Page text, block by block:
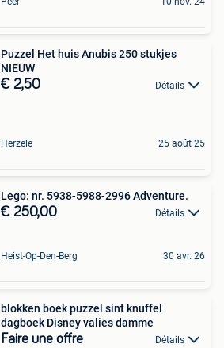
Puzzel Het huis Anubis 250 stukjes
NIEUW
€ 2,50 Détails
Herzele 25 août 25
Lego: nr. 5938-5988-2996 Adventure.
€ 250,00 Détails
Heist-Op-Den-Berg 30 avr. 26
blokken boek puzzel sint knuffel
dagboek Disney valies damme
Faire une offre Détails